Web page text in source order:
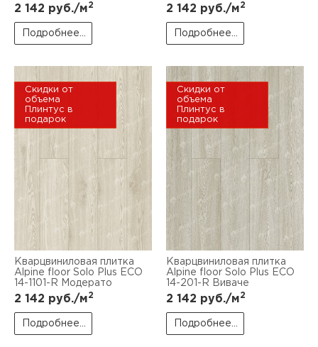
2 142 руб./м2
Подробнее...
2 142 руб./м2
Подробнее...
Скидки от
объема
Плинтус в
подарок
Кварцвиниловая плитка
Alpine floor Solo Plus ЕСО
14-1101-R Модерато
2 142 руб./м2
Подробнее...
Скидки от
объема
Плинтус в
подарок
Кварцвиниловая плитка
Alpine floor Solo Plus ЕСО
14-201-R Виваче
2 142 руб./м2
Подробнее...